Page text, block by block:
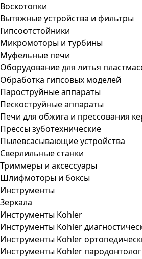
Воскотопки
Вытяжные устройства и фильтры
Гипсоотстойники
Микромоторы и турбины
Муфельные печи
Оборудование для литья
Обработка гипсовых моделей
Пароструйные аппараты
Пескоструйные аппараты
Печи для обжига и прессования
Прессы зуботехнические
Пылевсасывающие устройства
Сверлильные станки
Триммеры и аксессуары
Шлифмоторы и боксы
Инструменты
Зеркала
Инструменты Kohler
Инструменты Kohler
Инструменты Kohler
Инструменты Kohler